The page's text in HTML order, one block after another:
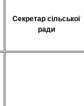
Секретар сільської
ради